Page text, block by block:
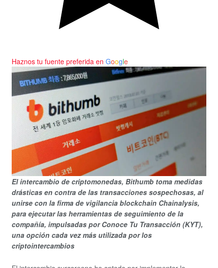
Haznos tu fuente preferida en Google
El intercambio de criptomonedas, Bithumb toma medidas
drásticas en contra de las transacciones sospechosas, al
unirse con la firma de vigilancia blockchain Chainalysis,
para ejecutar las herramientas de seguimiento de la
compañía, impulsadas por Conoce Tu Transacción (KYT),
una opción cada vez más utilizada por los
criptointercambios